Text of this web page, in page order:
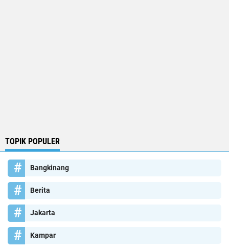
TOPIK POPULER
Bangkinang
Berita
Jakarta
Kampar